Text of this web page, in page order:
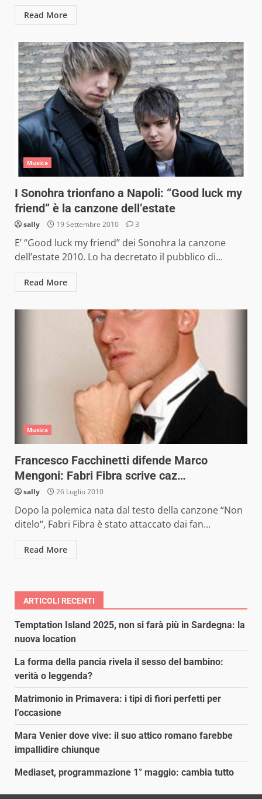
Read More
Musica
I Sonohra trionfano a Napoli: “Good luck my
friend” è la canzone dell’estate
sally 19 Settembre 2010 3
E’ “Good luck my friend” dei Sonohra la canzone
dell’estate 2010. Lo ha decretato il pubblico di...
Read More
Musica
Francesco Facchinetti difende Marco
Mengoni: Fabri Fibra scrive caz…
sally 26 Luglio 2010
Dopo la polemica nata dal testo della canzone “Non
ditelo“, Fabri Fibra è stato attaccato dai fan...
Read More
ARTICOLI RECENTI
Temptation Island 2025, non si farà più in Sardegna: la
nuova location
La forma della pancia rivela il sesso del bambino:
verità o leggenda?
Matrimonio in Primavera: i tipi di fiori perfetti per
l’occasione
Mara Venier dove vive: il suo attico romano farebbe
impallidire chiunque
Mediaset, programmazione 1° maggio: cambia tutto